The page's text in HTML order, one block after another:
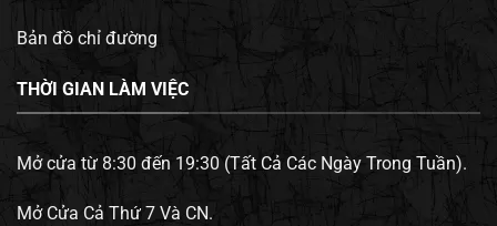
Bản đồ chỉ đường
THỜI GIAN LÀM VIỆC
Mở cửa từ 8:30 đến 19:30 (Tất Cả Các Ngày Trong Tuần).
Mở Cửa Cả Thứ 7 Và CN.